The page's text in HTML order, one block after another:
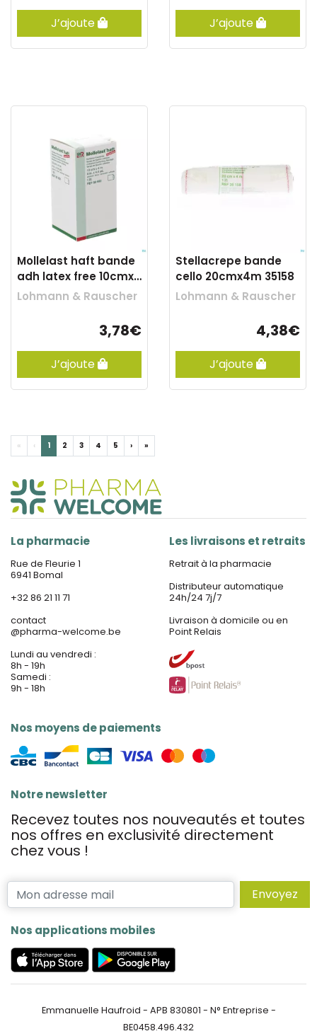
J’ajoute J’ajoute
Mollelast haft bande
adh latex free 10cmx
4m 89593
Lohmann & Rauscher
3,78€
J’ajoute
Stellacrepe bande
cello 20cmx4m 35158
Lohmann & Rauscher
4,38€
J’ajoute
« ‹ 1 2 3 4 5 › »
La pharmacie
Rue de Fleurie 1
6941 Bomal
+32 86 21 11 71
contact
@pharma-welcome.be
Lundi au vendredi :
8h - 19h
Samedi :
9h - 18h
Nos moyens de paiements
Les livraisons et retraits
Retrait à la pharmacie
Distributeur automatique
24h/24 7j/7
Livraison à domicile ou en
Point Relais
Notre newsletter
Recevez toutes nos nouveautés et toutes
nos offres en exclusivité directement
chez vous !
Envoyez
Nos applications mobiles
Emmanuelle Haufroid - APB 830801 - N° Entreprise -
BE0458.496.432